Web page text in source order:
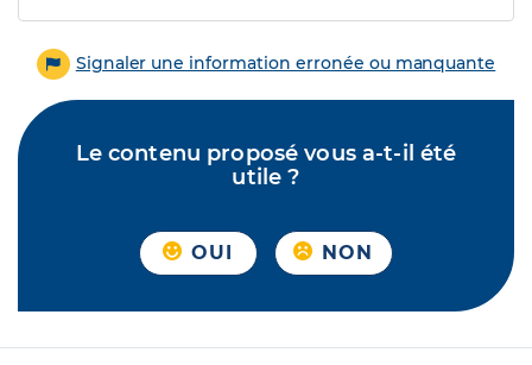
Signaler une information erronée ou manquante
Le contenu proposé vous a-t-il été
utile ?
OUI NON